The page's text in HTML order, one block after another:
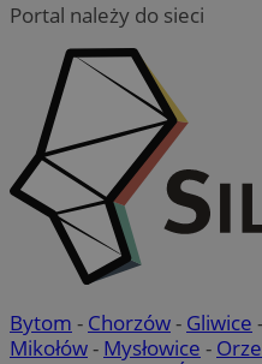
Portal należy do sieci
Bytom - Chorzów- Gliwice -
Mikołów- Mysłowice -